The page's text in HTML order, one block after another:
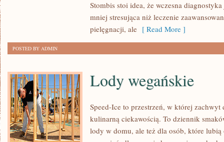
Stombis stoi idea, że wczesna
mniej stresująca niż leczenie
pielęgnacji, ale [ Read More ]
POSTED BY ADMIN
Lody wegańskie
Speed-Ice to przestrzeń, w której
kulinarną ciekawością. To dziennik
lody w domu, ale też dla osób, które